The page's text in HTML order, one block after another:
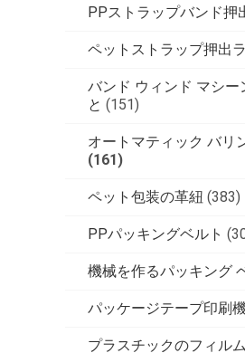
PPストラップバンド押
ペットストラップ押出
バンド ウィンド マシー
と (151)
オートマティック バリ
(161)
ペット包装の革紐 (383)
PPパッキングベルト
機械を作るパッキング
パッケージテープ印刷
プラスチックのフィル